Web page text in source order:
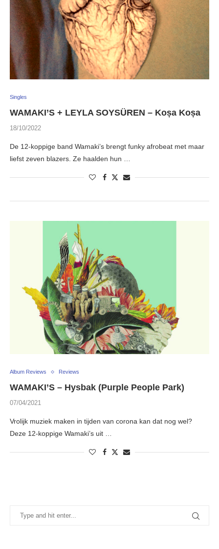
Singles
WAMAKI’S + LEYLA SOYSÜREN – Koșa Koșa
18/10/2022
De 12-koppige band Wamaki’s brengt funky afrobeat met maar
liefst zeven blazers. Ze haalden hun …
Album Reviews Reviews
WAMAKI’S – Hysbak (Purple People Park)
07/04/2021
Vrolijk muziek maken in tijden van corona kan dat nog wel?
Deze 12-koppige Wamaki’s uit …